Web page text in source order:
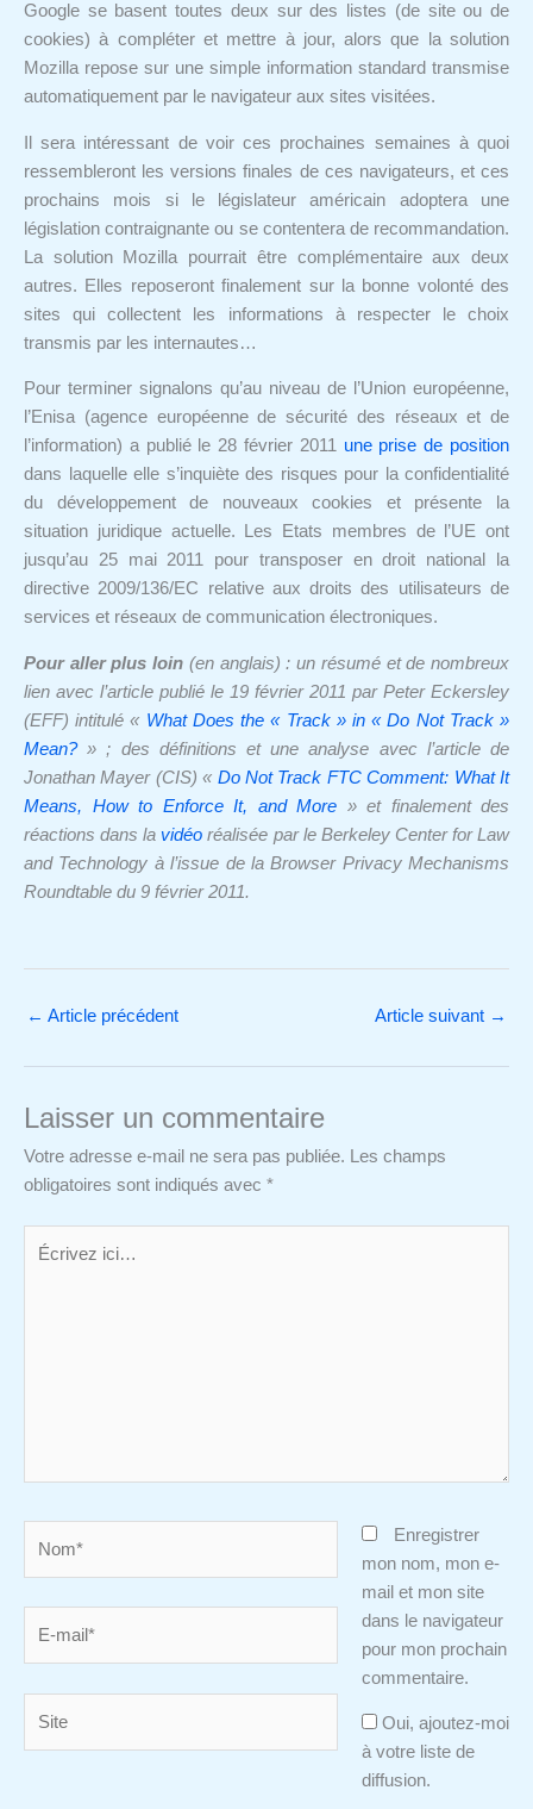
Google se basent toutes deux sur des listes (de site ou de
cookies) à compléter et mettre à jour, alors que la solution
Mozilla repose sur une simple information standard transmise
automatiquement par le navigateur aux sites visitées.
Il sera intéressant de voir ces prochaines semaines à quoi
ressembleront les versions finales de ces navigateurs, et ces
prochains mois si le législateur américain adoptera une
législation contraignante ou se contentera de recommandation.
La solution Mozilla pourrait être complémentaire aux deux
autres. Elles reposeront finalement sur la bonne volonté des
sites qui collectent les informations à respecter le choix
transmis par les internautes…
Pour terminer signalons qu’au niveau de l’Union européenne,
l’Enisa (agence européenne de sécurité des réseaux et de
l’information) a publié le 28 février 2011 une prise de position
dans laquelle elle s’inquiète des risques pour la confidentialité
du développement de nouveaux cookies et présente la
situation juridique actuelle. Les Etats membres de l’UE ont
jusqu’au 25 mai 2011 pour transposer en droit national la
directive 2009/136/EC relative aux droits des utilisateurs de
services et réseaux de communication électroniques.
Pour aller plus loin (en anglais) : un résumé et de nombreux
lien avec l’article publié le 19 février 2011 par Peter Eckersley
(EFF) intitulé « What Does the « Track » in « Do Not Track »
Mean?» ; des définitions et une analyse avec l’article de
Jonathan Mayer (CIS) « Do Not Track FTC Comment: What It
Means, How to Enforce It, and More » et finalement des
réactions dans la vidéo réalisée par le Berkeley Center for Law
and Technology à l’issue de la Browser Privacy Mechanisms
Roundtable du 9 février 2011.
← Article précédent Article suivant →
Laisser un commentaire
Votre adresse e-mail ne sera pas publiée.
Les champs
obligatoires sont indiqués avec *
Enregistrer
mon nom, mon e-
mail et mon site
dans le navigateur
pour mon prochain
commentaire.
Oui, ajoutez-moi
à votre liste de
diffusion.